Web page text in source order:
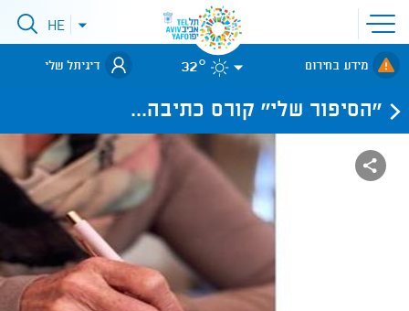
פתיחת
תפריט
אתר
לאתר עיריית
תל-אביב
פתיחתHE
מידע בחירום 32° דיגיתל שלי
''הסיפור שלי'' קורס כתיבה...